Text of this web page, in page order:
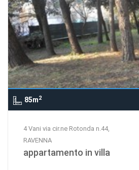
85m2
4 Vani via cir.ne Rotonda n.44,
RAVENNA
appartamento in villa